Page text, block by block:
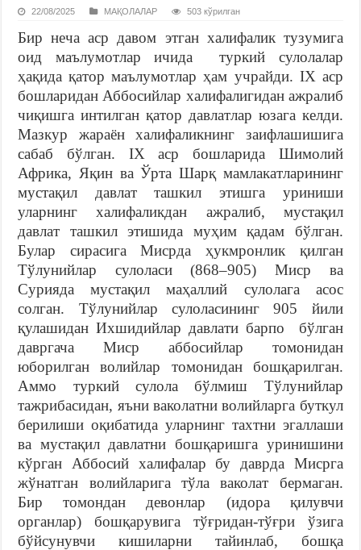
22/08/2025 МАҚОЛАЛАР 503 кўрилган
Бир неча аср давом этган халифалик тузумига
оид маълумотлар ичида туркий сулолалар
ҳақида қатор маълумотлар ҳам учрайди. IX аср
бошларидан Аббосийлар халифалигидан ажралиб
чиқишга интилган қатор давлатлар юзага келди.
Мазкур жараён халифаликнинг заифлашишига
сабаб бўлган. IX аср бошларида Шимолий
Африка, Яқин ва Ўрта Шарқ мамлакатларининг
мустақил давлат ташкил этишга уриниши
уларнинг халифаликдан ажралиб, мустақил
давлат ташкил этишида муҳим қадам бўлган.
Булар сирасига Мисрда ҳукмронлик қилган
Тўлунийлар сулоласи (868–905) Миср ва
Сурияда мустақил маҳаллий сулолага асос
солган. Тўлунийлар сулоласининг 905 йили
қулашидан Ихшидийлар давлати барпо бўлган
давргача Миср аббосийлар томонидан
юборилган волийлар томонидан бошқарилган.
Аммо туркий сулола бўлмиш Тўлунийлар
тажрибасидан, яъни ваколатни волийларга буткул
берилиши оқибатида уларнинг тахтни эгаллаши
ва мустақил давлатни бошқаришга уринишини
кўрган Аббосий халифалар бу даврда Мисрга
жўнатган волийларига тўла ваколат бермаган.
Бир томондан девонлар (идора қилувчи
органлар) бошқарувига тўғридан-тўғри ўзига
бўйсунувчи кишиларни тайинлаб, бошқа